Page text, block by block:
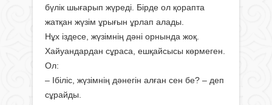
бүлік шығарып жүреді. Бірде ол қорапта
жатқан жүзім ұрығын ұрлап алады.
Нұх іздесе, жүзімнің дәні орнында жоқ.
Хайуандардан сұраса, ешқайсысы көрмеген.
Ол:
– Ібіліс, жүзімнің дәнегін алған сен бе? – деп
сұрайды.